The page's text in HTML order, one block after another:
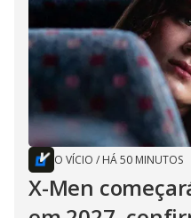
O VÍCIO / HÁ 50 MINUTOS
X-Men